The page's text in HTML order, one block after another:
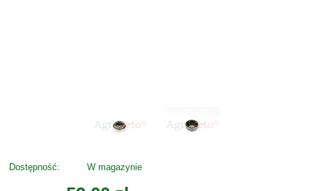
Dostępność: W magazynie